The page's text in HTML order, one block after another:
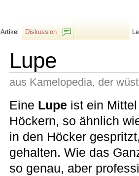
Lupe
aus Kamelopedia, der
Eine Lupe ist ein
Höckern, so ähnlich
in den Höcker
gehalten. Wie das
so genau, aber
Artikel
Diskussion